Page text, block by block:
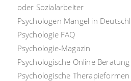
oder Sozialarbeiter
Psychologen Mangel in
Psychologie FAQ
Psychologie-Magazin
Psychologische Online
Psychologische Therapieformen